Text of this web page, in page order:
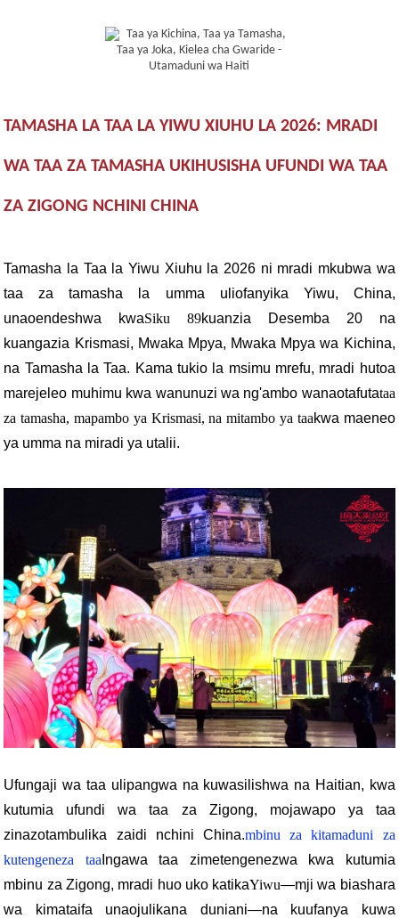
TAMASHA LA TAA LA YIWU XIUHU LA 2026: MRADI
WA TAA ZA TAMASHA UKIHUSISHA UFUNDI WA TAA
ZA ZIGONG NCHINI CHINA
Tamasha la Taa la Yiwu Xiuhu la 2026 ni mradi mkubwa wa
taa za tamasha la umma uliofanyika Yiwu, China,
unaoendeshwa kwaSiku 89kuanzia Desemba 20 na
kuangazia Krismasi, Mwaka Mpya, Mwaka Mpya wa Kichina,
na Tamasha la Taa. Kama tukio la msimu mrefu, mradi hutoa
marejeleo muhimu kwa wanunuzi wa ng'ambo wanaotafutataa
za tamasha, mapambo ya Krismasi, na mitambo ya taakwa maeneo
ya umma na miradi ya utalii.
Ufungaji wa taa ulipangwa na kuwasilishwa na Haitian, kwa
kutumia ufundi wa taa za Zigong, mojawapo ya taa
zinazotambulika zaidi nchini China.mbinu za kitamaduni za
kutengeneza taa Ingawa taa zimetengenezwa kwa kutumia
mbinu za Zigong, mradi huo uko katikaYiwu—mji wa biashara
wa kimataifa unaojulikana duniani—na kuufanya kuwa